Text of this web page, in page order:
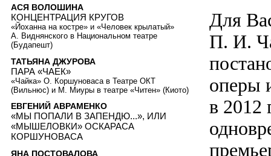
Для
П. И.
оперы
в 2012
АСЯ ВОЛОШИНА
КОНЦЕНТРАЦИЯ КРУГОВ
«Йоханна на костре» и «Человек крылатый»
А. Виднянского в Национальном театре
(Будапешт)
ТАТЬЯНА ДЖУРОВА
ПАРА «ЧАЕК»
«Чайка» О. Коршуноваса в Театре ОКТ
(Вильнюс) и М. Миуры в театре «Читен» (Киото)
ЕВГЕНИЙ АВРАМЕНКО
«МЫ ПОПАЛИ В ЗАПЕНДЮ...», ИЛИ
«МЫШЕЛОВКИ» ОСКАРАСА
КОРШУНОВАСА
ЯНА ПОСТОВАЛОВА